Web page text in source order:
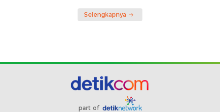
Selengkapnya
part of